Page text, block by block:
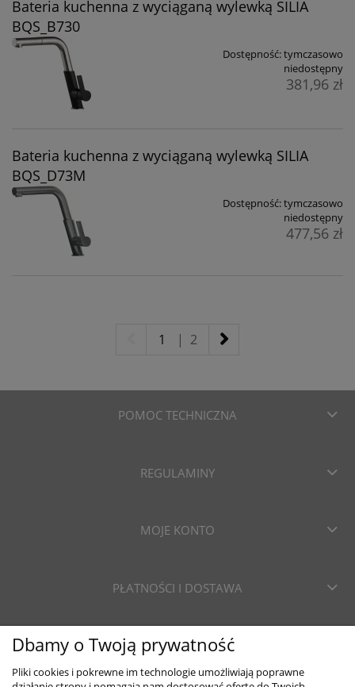
Bateria kuchenna z wyciąganą wylewką SILIA
BQS_B730
Dostępność:tymczasowo
niedostępny
381,96 zł
Bateria kuchenna z wyciąganą wylewką SILIA
BQS_D73M
Dostępność:tymczasowo
niedostępny
477,56 zł
1 | 2
POMOC TECHNICZNA
REGULAMINY
MOJE KONTO
PŁATNOŚCI I DOSTAWA
INFORMACJE
Dbamy o Twoją prywatność
Pliki cookies i pokrewne im technologie umożliwiają poprawne